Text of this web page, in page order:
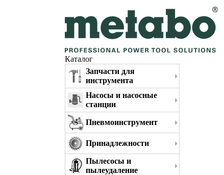
Каталог
Запчасти для
инструмента
Насосы и насосные
станции
Пневмоинструмент
Принадлежности
Пылесосы и
пылеудаление